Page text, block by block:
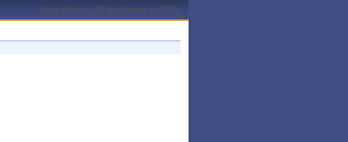
João Pessoa, 09 de Agosto de 2026